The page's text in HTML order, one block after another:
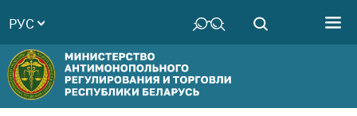
Руководство
Структура
Министерства
РУС